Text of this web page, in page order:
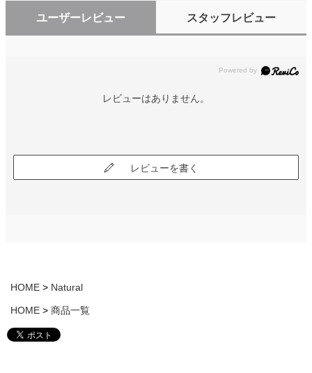
ユーザーレビュー スタッフレビュー
レビューはありません。
レビューを書く
HOME Natural
HOME 商品一覧